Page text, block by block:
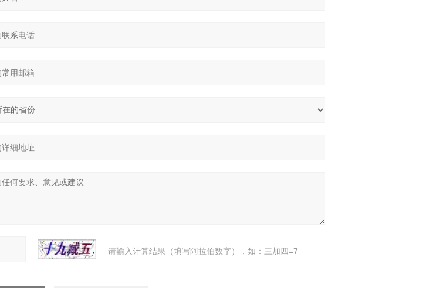
请输入计算结果（填写阿拉伯数字），如：三加四=7